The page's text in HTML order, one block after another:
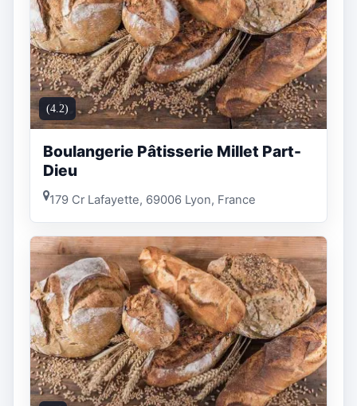
(4.2)
Boulangerie Pâtisserie Millet Part-
Dieu
179 Cr Lafayette, 69006 Lyon, France